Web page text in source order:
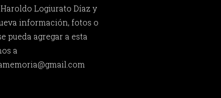
Logiurato Díaz y
información, fotos o
pueda agregar a esta
a